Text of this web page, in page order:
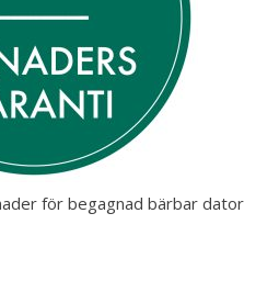
för begagnad bärbar dator